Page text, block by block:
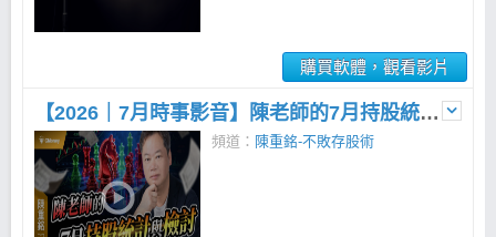
購買軟體，觀看影片
【2026｜7月時事影音】陳老師的7月持股統計與檢討
頻道： 陳重銘-不敗存股術